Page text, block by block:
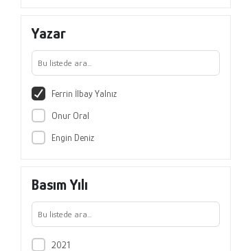
Yazar
Ferrin İlbay Yalnız
Onur Oral
Engin Deniz
Basım Yılı
2021